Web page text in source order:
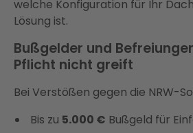
welche Konfiguration für Ihr
Lösung ist.
Bußgelder und
Pflicht nicht greift
Bei Verstößen gegen die NRW-
Bis zu 5.000 € Bußgeld für